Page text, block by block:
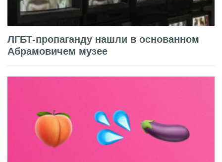
ЛГБТ-пропаганду нашли в основанном
Абрамовичем музее